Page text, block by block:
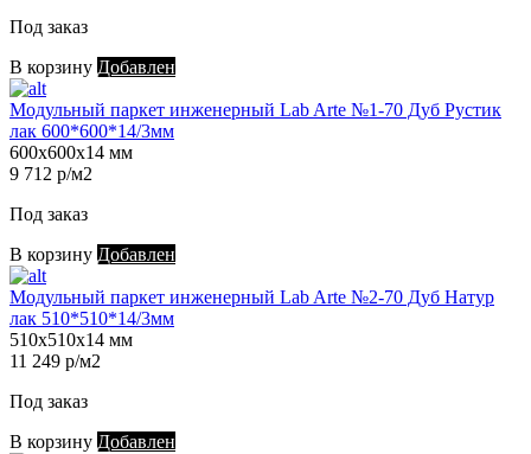
Под заказ
В корзину Добавлен
Модульный паркет инженерный Lab Arte №1-70 Дуб Рустик
лак 600*600*14/3мм
600х600х14 мм
9 712 р/м2
Под заказ
В корзину Добавлен
Модульный паркет инженерный Lab Arte №2-70 Дуб Натур
лак 510*510*14/3мм
510х510х14 мм
11 249 р/м2
Под заказ
В корзину Добавлен